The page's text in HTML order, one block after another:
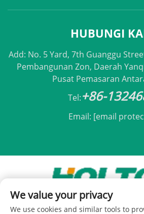
HUBUNGI
Add: No. 5 Yard, 7th Guanggu
Pembangunan Zon, Daerah
Pusat Pemasaran
Tel:+86-
Email: [email
Hak Cipta © 2025 oleh
We value your privacy
We use cookies and similar tools to